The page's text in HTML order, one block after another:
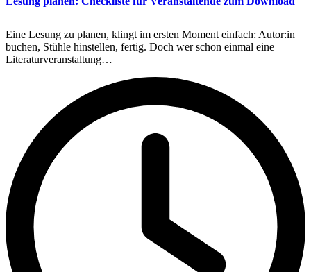
Eine Lesung zu planen, klingt im ersten Moment einfach: Autor:in
buchen, Stühle hinstellen, fertig. Doch wer schon einmal eine
Literaturveranstaltung…